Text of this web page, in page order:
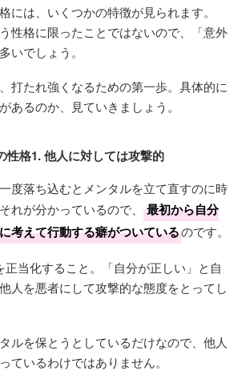
には、いくつかの特徴が見られます。
性格に限ったことではないので、「意外
いでしょう。
打たれ強くなるための第一歩。具体的に
あるのか、見ていきましょう。
性格1. 他人に対しては攻撃的
度落ち込むとメンタルを立て直すのに時
れが分かっているので、
最初から自分
考えて行動する癖がついているのです。
正当化すること。「自分が正しい」と自
人を悪者にして攻撃的な態度をとってし
ルを保とうとしているだけなので、他人
ているわけではありません。